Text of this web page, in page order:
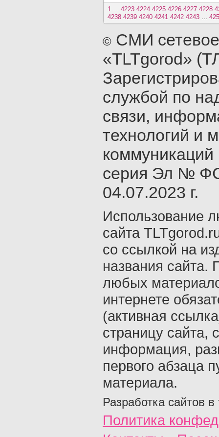
1 4223 4224 4225 4226 4227 4228
4238 4239 4240 4241 4242 4243
© СМИ
«TLTgorod»
службой по
связи,
технологий и
серия Эл №
04.07.2023 г.
Использование
сайта
со ссылкой на
названия сайта.
любых
интернете
(активная
страницу сайта,
информация,
первого абзаца
материала.
Разработка сайтов в
Политика